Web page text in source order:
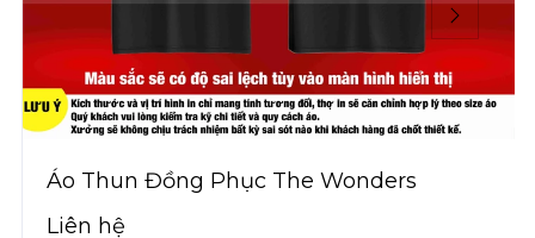
Áo Thun Đồng Phục The Wonders
Liên hệ